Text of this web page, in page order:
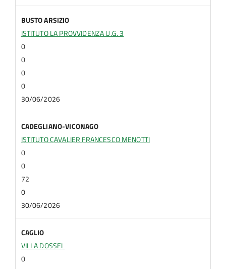
BUSTO ARSIZIO
ISTITUTO LA PROVVIDENZA U.G. 3
0
0
0
0
30/06/2026
CADEGLIANO-VICONAGO
ISTITUTO CAVALIER FRANCESCO MENOTTI
0
0
72
0
30/06/2026
CAGLIO
VILLA DOSSEL
0